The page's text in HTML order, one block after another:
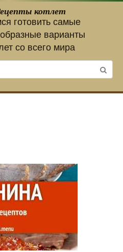
котлет
готовить самые
варианты
со всего мира